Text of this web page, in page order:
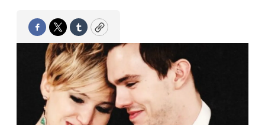
Facebook
TwitterTumblrCopy